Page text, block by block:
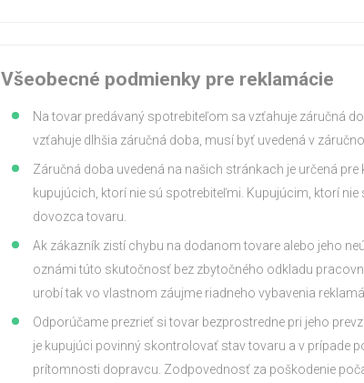
Všeobecné podmienky pre reklamácie
Na tovar predávaný spotrebiteľom sa vzťahuje záručná
vzťahuje dlhšia záručná doba, musí byť uvedená v
Záručná doba uvedená na našich stránkach je určená
kupujúcich, ktorí nie sú spotrebiteľmi. Kupujúcim, ktorí
dovozca tovaru.
Ak zákazník zistí chybu na dodanom tovare alebo jeho
oznámi túto skutočnosť bez zbytočného odkladu
urobí tak vo vlastnom záujme riadneho vybavenia
Odporúčame prezrieť si tovar bezprostredne pri jeho
je kupujúci povinný skontrolovať stav tovaru a v prípade
prítomnosti dopravcu. Zodpovednosť za poškodenie